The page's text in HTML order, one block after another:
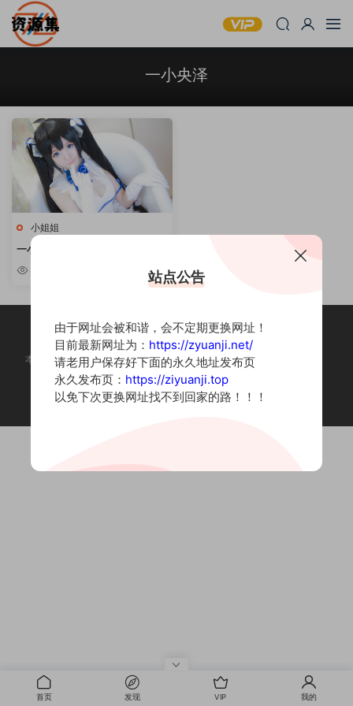
一小央泽
小姐姐
一小央泽 – 黑丝小姐姐资源合集
[持续更新]
本站为摄影写真图片网站，内容来自网络收集整理，仅作个人学习使用。
如有违法内容请联系删除
Copyright © 2022 资源集
首页 发现 VIP 我的
站点公告
由于网址会被和谐，会不定期更换网址！
目前最新网址为： https://zyuanji.net/
请老用户保存好下面的永久地址发布页
永久发布页： https://ziyuanji.top
以免下次更换网址找不到回家的路！！！